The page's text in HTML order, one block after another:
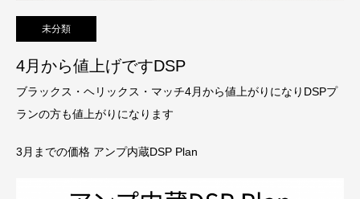
未分類
4月から値上げですDSP
ブラックス・ヘリックス・マッチ4月から値上がりになりDSPプ
ランの方も値上がりになります
3月までの価格 アンプ内蔵DSP Plan